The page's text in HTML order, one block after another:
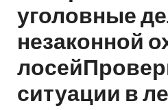
уголовные
незаконной
ситуации в